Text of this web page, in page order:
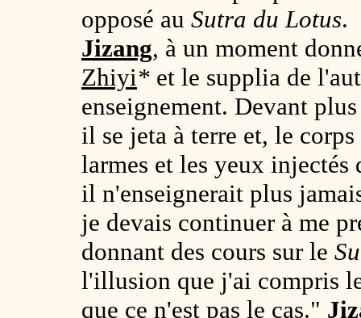
opposé au Sutra du Lotus.
Jizang, à un moment
Zhiyi* et le supplia de
enseignement. Devant
il se jeta à terre et, le
larmes et les yeux injectés
il n'enseignerait plus
je devais continuer à me
donnant des cours sur le
l'illusion que j'ai compris
que ce n'est pas le cas."